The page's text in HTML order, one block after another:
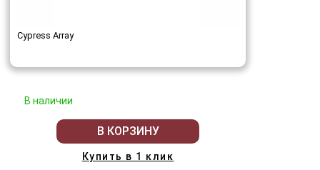
Cypress Array
В наличии
В КОРЗИНУ
Купить в 1 клик